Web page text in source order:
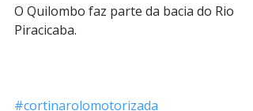
O Quilombo faz parte da bacia do Rio
Piracicaba.
#cortinarolomotorizada